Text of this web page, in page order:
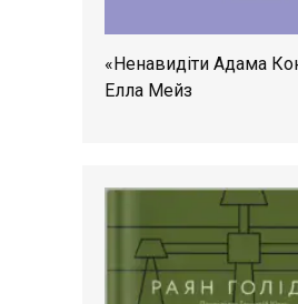
«Ненавидіти Адама
Елла Мейз